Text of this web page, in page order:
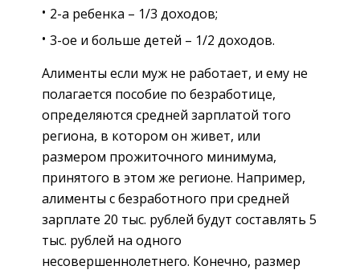
2-а ребенка – 1/3 доходов;
3-ое и больше детей – 1/2 доходов.
Алименты если муж не работает, и ему не
полагается пособие по безработице,
определяются средней зарплатой того
региона, в котором он живет, или
размером прожиточного минимума,
принятого в этом же регионе. Например,
алименты с безработного при средней
зарплате 20 тыс. рублей будут составлять 5
тыс. рублей на одного
несовершеннолетнего. Конечно, размер